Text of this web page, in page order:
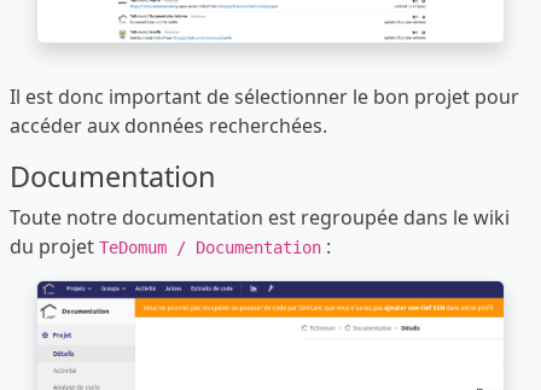
Il est donc important de sélectionner le bon projet pour
accéder aux données recherchées.
Documentation
Toute notre documentation est regroupée dans le wiki
du projet TeDomum / Documentation :